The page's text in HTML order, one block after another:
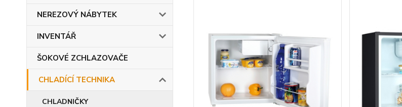
NEREZOVÝ NÁBYTEK
INVENTÁŘ
ŠOKOVÉ ZCHLAZOVAČE
CHLADÍCÍ TECHNIKA
CHLADNIČKY